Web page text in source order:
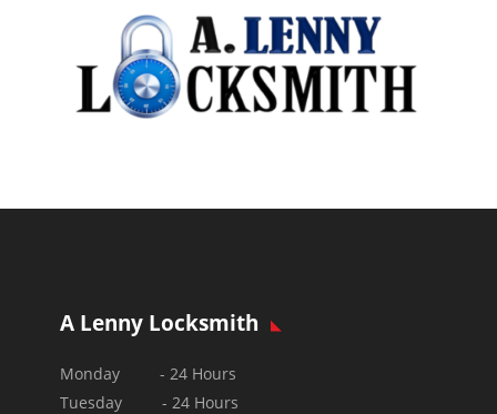
A Lenny Locksmith
Monday - 24 Hours
Tuesday - 24 Hours